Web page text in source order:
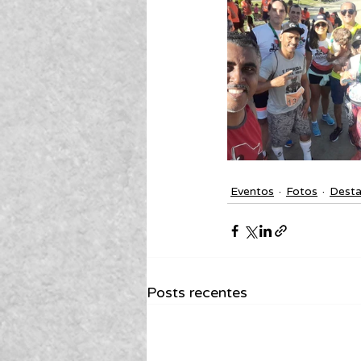
Eventos Fotos
Posts recentes